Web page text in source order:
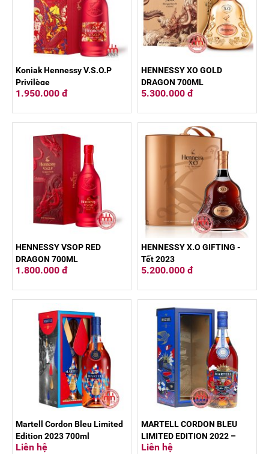
Koniak Hennessy V.S.O.P
Privilège
1.950.000 đ
HENNESSY XO GOLD
DRAGON 700ML
5.300.000 đ
HENNESSY VSOP RED
DRAGON 700ML
1.800.000 đ
HENNESSY X.O GIFTING -
Tết 2023
5.200.000 đ
Martell Cordon Bleu Limited
Edition 2023 700ml
Liên hệ
MARTELL CORDON BLEU
LIMITED EDITION 2022 –
700ML
Liên hệ